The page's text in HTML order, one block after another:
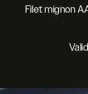
Filet mignon